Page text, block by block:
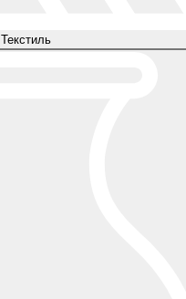
Текстиль